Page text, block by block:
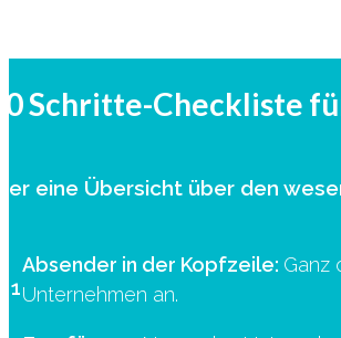
Schritte-Checkliste
eine Übersicht über den
1
Absender in der Kopfzeile: Ganz
Unternehmen an.